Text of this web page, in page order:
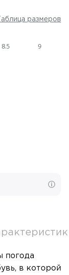
размеров
8.5 9
погода
в которой